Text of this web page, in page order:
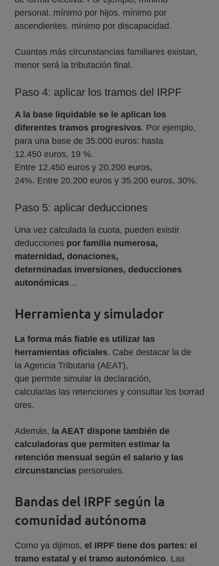
personal. mínimo por hijos. mínimo por
ascendientes. mínimo por discapacidad.
Cuantas más circunstancias familiares existan,
menor será la tributación final.
Paso 4: aplicar los tramos del IRPF
A la base liquidable se le aplican los
diferentes tramos progresivos. Por ejemplo,
para una base de 35.000 euros: hasta
12.450 euros, 19 %.
Entre 12.450 euros y 20.200 euros,
24%. Entre 20.200 euros y 35.200 euros, 30%.
Paso 5: aplicar deducciones
Una vez calculada la cuota, pueden existir
deducciones por familia numerosa,
maternidad, donaciones,
determinadas inversiones, deducciones
autonómicas…
Herramienta y simulador
La forma más fiable es utilizar las
herramientas oficiales. Cabe destacar la de
la Agencia Tributaria (AEAT),
que permite simular la declaración,
calcularlas las retenciones y consultar los borrad
ores.
Además, la AEAT dispone también de
calculadoras que permiten estimar la
retención mensual según el salario y las
circunstancias personales.
Bandas del IRPF según la
comunidad autónoma
Como ya dijimos, el IRPF tiene dos partes: el
tramo estatal y el tramo autonómico. Las